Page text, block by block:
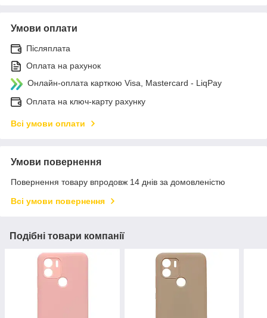
Умови оплати
Післяплата
Оплата на рахунок
Онлайн-оплата карткою Visa, Mastercard - LiqPay
Оплата на ключ-карту рахунку
Всі умови оплати
Умови повернення
Повернення товару впродовж 14 днів за домовленістю
Всі умови повернення
Подібні товари компанії